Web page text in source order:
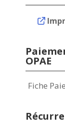
OPAE
Fiche